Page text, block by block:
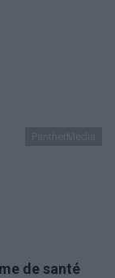
de santé